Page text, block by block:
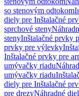
so stenovým odtokom
diely pre Inštalačné
sprchové steny
stenyInštalačné prvky
prvky pre výlevky
Inštalačné prvky pre
umývačky riadu
umývačky riadu
diely pre Inštalačné
pre drezyNáhradné